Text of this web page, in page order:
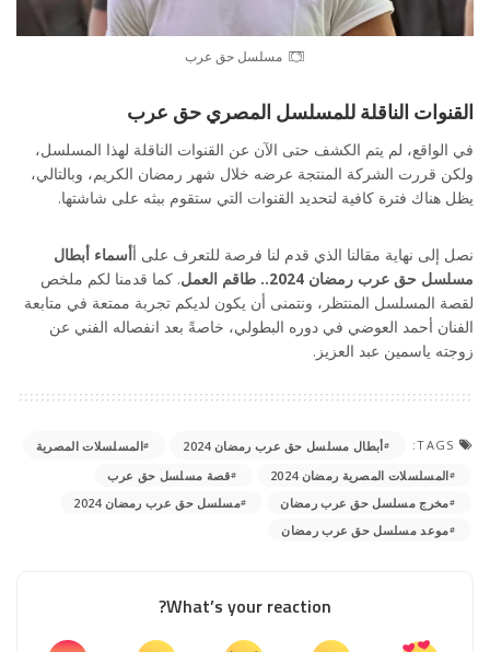
مسلسل حق عرب
القنوات الناقلة للمسلسل المصري حق عرب
في الواقع، لم يتم الكشف حتى الآن عن القنوات الناقلة لهذا المسلسل،
ولكن قررت الشركة المنتجة عرضه خلال شهر رمضان الكريم، وبالتالي،
يظل هناك فترة كافية لتحديد القنوات التي ستقوم ببثه على شاشتها.
نصل إلى نهاية مقالنا الذي قدم لنا فرصة للتعرف على أ أسماء أبطال
مسلسل حق عرب رمضان 2024.. طاقم العمل
. كما قدمنا لكم ملخص
لقصة المسلسل المنتظر، ونتمنى أن يكون لديكم تجربة ممتعة في متابعة
الفنان أحمد العوضي في دوره البطولي، خاصةً بعد انفصاله الفني عن
زوجته ياسمين عبد العزيز.
TAGS: أبطال مسلسل حق عرب رمضان 2024
المسلسلات المصرية
المسلسلات المصرية رمضان 2024
قصة مسلسل حق عرب
مخرج مسلسل حق عرب رمضان
مسلسل حق عرب رمضان 2024
موعد مسلسل حق عرب رمضان
What’s your reaction?